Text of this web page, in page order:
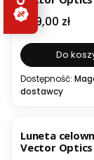
4-16x50 GenII
Cena
849,00 zł
Do
Dostępność:
dostawcy
Luneta
Vector